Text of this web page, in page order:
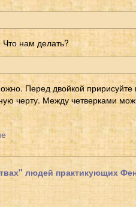
нам делать?
Перед двойкой
черту. Между четверками
людей практикующих